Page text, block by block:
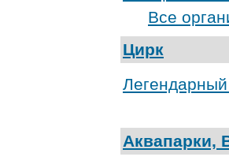
Все
Цирк
Аквапарки,